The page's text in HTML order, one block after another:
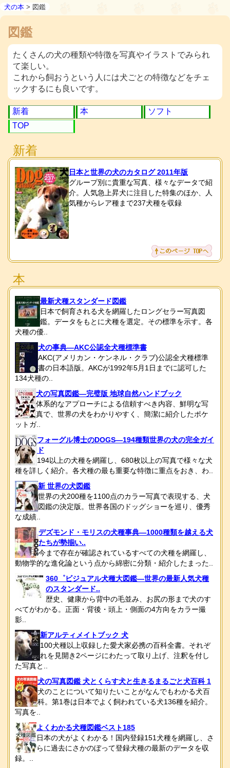
犬の本 > 図鑑
図鑑
たくさんの犬の種類や特徴を写真やイラストでみられ
て楽しい。
これから飼おうという人には犬ごとの特徴などをチェ
ックするにも良いです。
新着 本
ソフト
TOP
新着
日本と世界の犬のカタログ 2011年版
グループ別に貴重な写真、様々なデータで紹
介。人気急上昇犬に注目した特集のほか、人
気種からレア種まで237犬種を収録
本
最新犬種スタンダード図鑑
日本で飼育される犬を網羅したロングセラー写真図
鑑。データをもとに犬種を選定。その標準を示す。各
犬種の優..
犬の事典―AKC公認全犬種標準書
AKC(アメリカン・ケンネル・クラブ)公認全犬種標準
書の日本語版。AKCが1992年5月1日までに認可した
134犬種の..
犬の写真図鑑―完璧版 地球自然ハンドブック
体系的なアプローチによる信頼すべき内容、鮮明な写
真で、世界の犬をわかりやすく、簡潔に紹介したポケ
ットガ..
フォーグル博士のDOGS―194種類世界の犬の完全ガイ
ド
194以上の犬種を網羅し、680枚以上の写真で様々な犬
種を詳しく紹介。各犬種の最も重要な特徴に重点をおき、わ..
新 世界の犬図鑑
世界の犬200種を1100点のカラー写真で表現する、犬
図鑑の決定版。世界各国のドッグショーを巡り、優秀
な成績..
デズモンド・モリスの犬種事典―1000種類を越える犬
たちが勢揃い..
今まで存在が確認されているすべての犬種を網羅し、
動物学的な進化論という点から綿密に分類・紹介したまった..
360゜ビジュアル犬種大図鑑―世界の最新人気犬種
のスタンダード..
歴史、健康から背中の毛並み、お尻の形まで犬のす
べてがわかる。正面・背後・頭上・側面の4方向をカラー撮
影..
新アルティメイトブック 犬
100犬種以上収録した愛犬家必携の百科全書。それぞ
れを見開き2ページにわたって取り上げ、注釈を付し
た写真と..
犬の写真図鑑 犬とくらす犬と生きるまるごと犬百科 1
犬のことについて知りたいことがなんでもわかる犬百
科。第1巻は日本でよく飼われている犬136種を紹介。
写真を..
よくわかる犬種図鑑ベスト185
日本の犬がよくわかる！国内登録151犬種を網羅し、さ
らに過去にさかのぼって登録犬種の最新のデータを収
録。..